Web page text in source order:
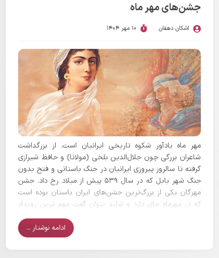
جشن‌های مهر ماه
اشکان دهقان 10 مهر 1404
مهر ماه یادآور شکوه تاریخی ایرانیان است. از بزرگداشت
شاعران بزرگی چون جلال‌الدین بلخی (مولانا) و حافظ شیرازی
گرفته تا سالروز پیروزی ایرانیان در جنگ باستانی و فتح بدون
جنگ شهر بابل که در سال ۵۳۹ پیش از میلاد رخ داد. جشن
مهرگان یکی از بزرگ‌ترین جشن‌های ایران باستان بوده است
که در مهرماه جای دارد و شاید بتوان گفت مهم ترین رویداد
ادامه نوشتار ...